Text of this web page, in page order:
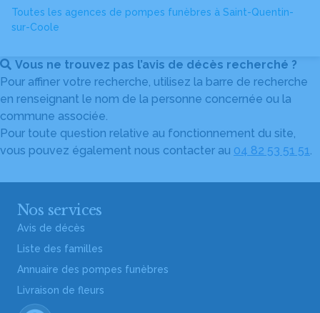
Toutes les agences de pompes funèbres à Saint-Quentin-
sur-Coole
Vous ne trouvez pas l’avis de décès recherché ?
Pour affiner votre recherche, utilisez la barre de recherche
en renseignant le nom de la personne concernée ou la
commune associée.
Pour toute question relative au fonctionnement du site,
vous pouvez également nous contacter au 04 82 53 51 51.
Nos services
Avis de décès
Liste des familles
Annuaire des pompes funèbres
Livraison de fleurs